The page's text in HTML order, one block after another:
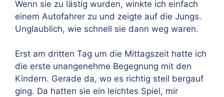
Wenn sie zu lästig wurden, winkte ich einfach
einem Autofahrer zu und zeigte auf die Jungs.
Unglaublich, wie schnell sie dann weg waren.
Erst am dritten Tag um die Mittagszeit hatte ich
die erste unangenehme Begegnung mit den
Kindern. Gerade da, wo es richtig steil bergauf
ging. Da hatten sie ein leichtes Spiel, mir